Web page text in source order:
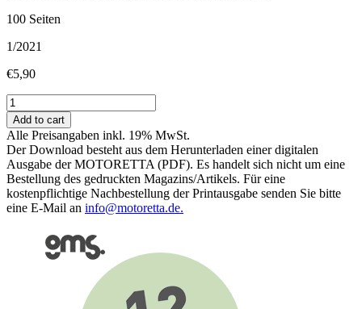
100 Seiten
1/2021
€5,90
Neu
für
Einsteiger:
125er-
Kaufberater
quantity
Add to cart
Alle Preisangaben inkl. 19% MwSt.
Der Download besteht aus dem Herunterladen einer digitalen
Ausgabe der MOTORETTA (PDF). Es handelt sich nicht um eine
Bestellung des gedruckten Magazins/Artikels. Für eine
kostenpflichtige Nachbestellung der Printausgabe senden Sie bitte
eine E-Mail an info@motoretta.de.